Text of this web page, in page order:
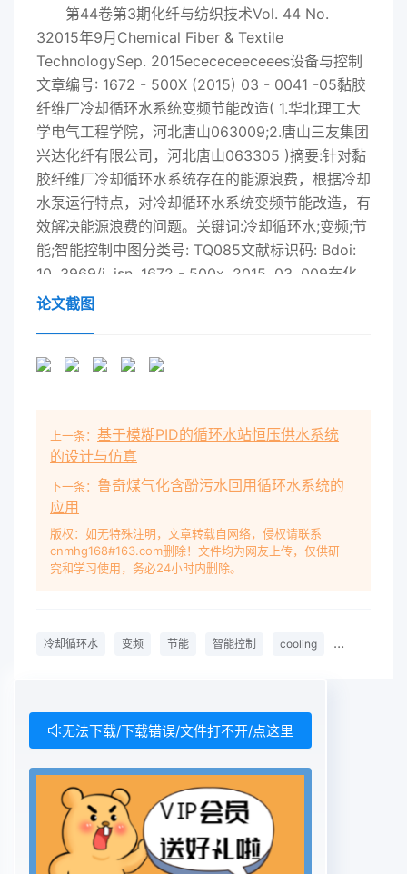
第44卷第3期化纤与纺织技术Vol. 44 No.
32015年9月Chemical Fiber & Textile
TechnologySep. 2015ecececeeceees设备与控制
文章编号: 1672 - 500X (2015) 03 - 0041 -05黏胶
纤维厂冷却循环水系统变频节能改造( 1.华北理工大
学电气工程学院，河北唐山063009;2.唐山三友集团
兴达化纤有限公司，河北唐山063305 )摘要:针对黏
胶纤维厂冷却循环水系统存在的能源浪费，根据冷却
水泵运行特点，对冷却循环水系统变频节能改造，有
效解决能源浪费的问题。关键词:冷却循环水;变频;节
能;智能控制中图分类号: TQ085文献标识码: Bdoi:
10. 3969/j. isn. 1672 - 500x. 2015. 03. 009在化
纤企业中，循环冷却水系统是一项常黏胶纤维生产
冷却循环水站水系统的能耗也非常高，能源消耗可占
本课题以2#动力站冷却循环水站为例进行维产业普
遍用于为冷冻机组提供冷却循环水，研究，其中包括
4台110 kW冷却水循环泵，4从而为生产线的AC冷
却，黄化工序等部位提供台冷却塔风机。其工艺流程
如图1所示，冷却工艺需要的冷却水、冷冻水。传统
的水泵控制循环水泵的工作过程是水泵由水池抽水，
液、空调等部位，冷却水换热此，当在秋季、冬季、
实冷冻机组往复使用。并不需要这么多的水量。这
样，就存在两种浪费。其一、当冷却循环水温度较低
时，电动机至仍旧工频运行。其二，流量靠阀门控
制，在阀板中有能量损失。本课题在企业内部运用先
进的智能控制技术，对冷却循环水部分进行变频节电
改造，降低了耗电成本，取得了良好的效果。1改造
前冷却循环水系统工艺运行状况图1冷却水循环工艺
论文截图
上一条： 基于模糊PID的循环水站恒压供水系统
的设计与仿真
下一条： 鲁奇煤气化含酚污水回用循环水系统的
应用
版权：如无特殊注明，文章转载自网络，侵权请联系
cnmhg168#163.com删除！文件均为网友上传，仅供研
究和学习使用，务必24小时内删除。
冷却循环水 变频 节能 智能控制 cooling circulating
无法下载/下载错误/文件打不开/点这里